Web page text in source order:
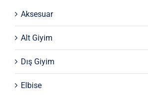
Aksesuar
Alt Giyim
Dış Giyim
Elbise